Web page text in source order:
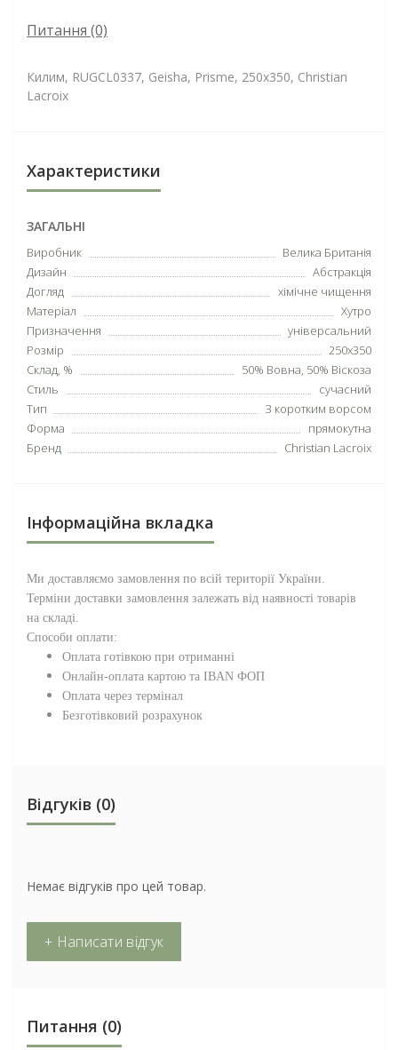
Питання (0)
Килим, RUGCL0337, Geisha, Prisme, 250х350, Christian
Lacroix
Характеристики
ЗАГАЛЬНІ
Виробник
Велика Британія
Дизайн
Абстракція
Догляд
хімічне чищення
Матеріал
Хутро
Призначення
універсальний
Розмір
250х350
Склад, %
50% Вовна, 50% Віскоза
Стиль
сучасний
Тип
З коротким ворсом
Форма
прямокутна
Бренд
Christian Lacroix
Інформаційна вкладка
Ми доставляємо замовлення по всій території України.
Терміни доставки замовлення залежать від наявності товарів
на складі.
Способи оплати:
Оплата готівкою при отриманні
Онлайн-оплата картою та IBAN ФОП
Оплата через термінал
Безготівковий розрахунок
Відгуків (0)
Немає відгуків про цей товар.
+ Написати відгук
Питання (0)